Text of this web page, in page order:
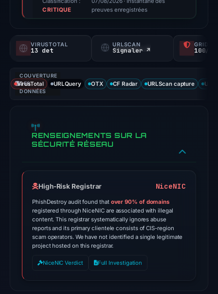
not
probability).
signals:
13
of
flagged
domain
May
10,
2026
at
02:02
UTC.
External
CRITIQUE
preuves enregistrées
VIRUSTOTAL
13 det
URLSCAN
Signaler ↗ 100/
COUVERTURE
DES
DONNÉES
VirusTotal URLQuery OTX CF Radar URLScan capture
RENSEIGNEMENTS SUR LA
SÉCURITÉ RÉSEAU
High-Risk Registrar NiceNIC
PhishDestroy audit found that over 90% of domains
registered through NiceNIC are associated with illegal
content. This registrar systematically ignores abuse
reports and its primary clientele consists of CIS-region
scam operators. We have not identified a single legitimate
project hosted on this registrar.
NiceNIC Verdict Full Investigation